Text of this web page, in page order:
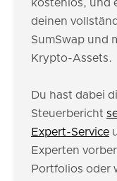
kostenlos, und
deinen
SumSwap und
Krypto-Assets.
Du hast dabei
Steuerbericht
Expert-Service
Experten
Portfolios oder